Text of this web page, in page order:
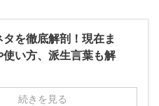
を徹底解剖！現在ま
使い方、派生言葉も解
続きを見る